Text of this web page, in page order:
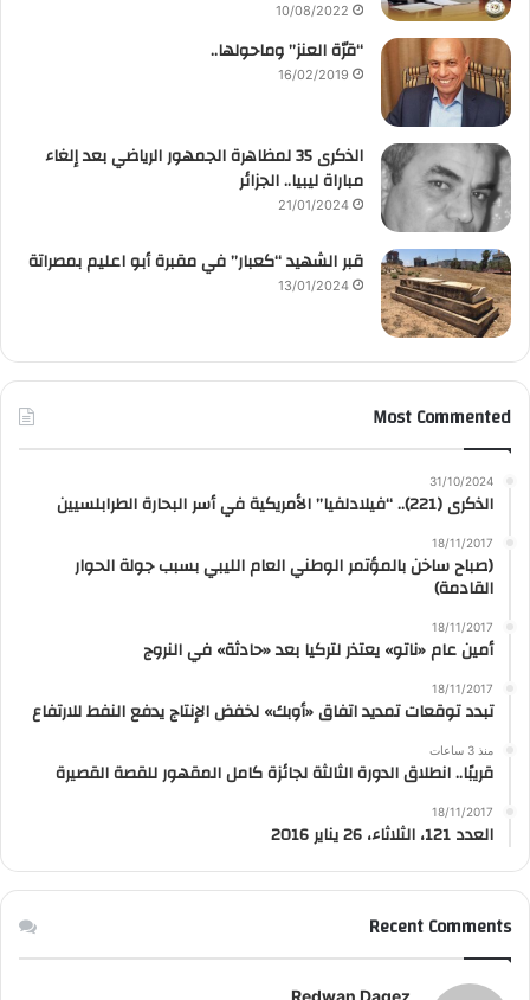
10/08/2022
“قرّة العنز” وماحولها..
16/02/2019
الذكرى 35 لمظاهرة الجمهور الرياضي بعد إلغاء
مباراة ليبيا.. الجزائر
21/01/2024
قبر الشهيد “كعبار” في مقبرة أبو اعليم بمصراتة
13/01/2024
Most Commented
31/10/2024
الذكرى (221).. “فيلادلفيا” الأمريكية في أسر البحارة الطرابلسيين
18/11/2017
(صباح ساخن بالمؤتمر الوطني العام الليبي بسبب جولة الحوار
القادمة)
18/11/2017
أمين عام «ناتو» يعتذر لتركيا بعد «حادثة» في النروج
18/11/2017
تبدد توقعات تمديد اتفاق «أوبك» لخفض الإنتاج يدفع النفط للارتفاع
منذ 3 ساعات
قريبًا.. انطلاق الدورة الثالثة لجائزة كامل المقهور للقصة القصيرة
18/11/2017
العدد 121، الثلاثاء، 26 يناير 2016
Recent Comments